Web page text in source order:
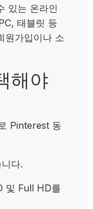
있는 온라인
태블릿 등
원가입이나 소
해야
Pinterest 동
다.
및 Full HD를